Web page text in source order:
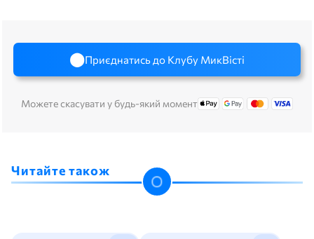
Приєднатись до Клубу МикВісті
Можете скасувати у будь-який момент
Читайте також